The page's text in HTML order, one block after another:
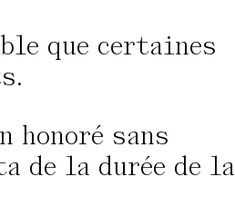
que certaines
honoré sans
de la durée de la